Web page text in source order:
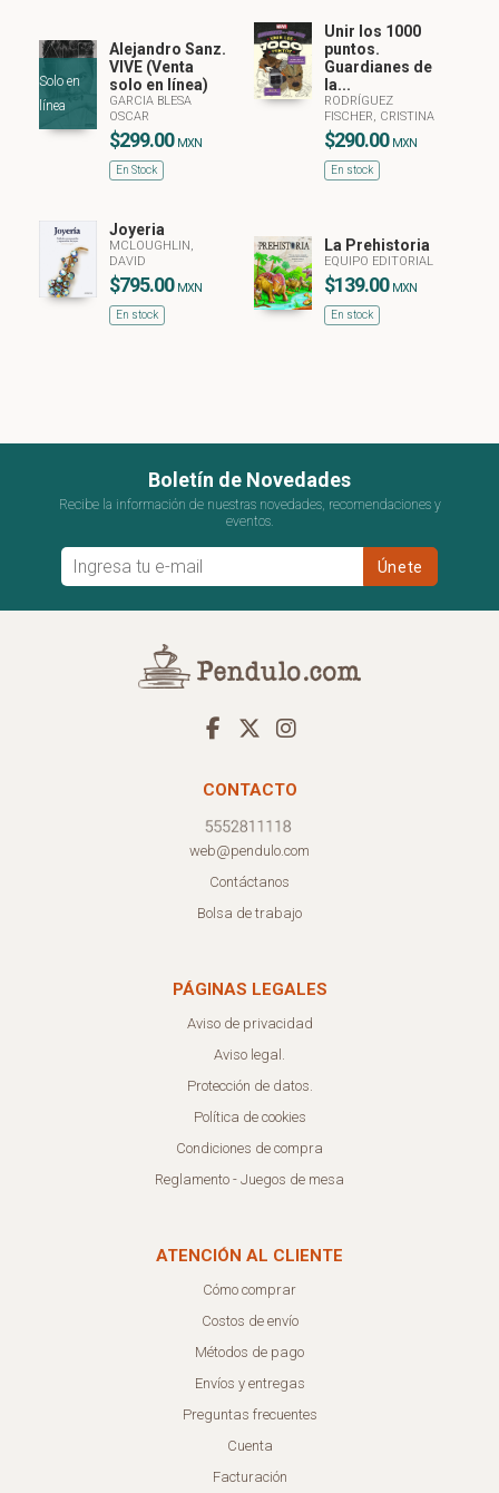
Solo en
línea
Alejandro Sanz.
VIVE (Venta
solo en línea)
GARCIA BLESA
OSCAR
$299.00 MXN
En Stock
Unir los 1000
puntos.
Guardianes de
la...
RODRÍGUEZ
FISCHER, CRISTINA
$290.00 MXN
En stock
Joyeria
MCLOUGHLIN,
DAVID
$795.00 MXN
En stock
La Prehistoria
EQUIPO EDITORIAL
$139.00 MXN
En stock
Boletín de Novedades
Recibe la información de nuestras novedades, recomendaciones y
eventos.
CONTACTO
web@pendulo.com
Contáctanos
Bolsa de trabajo
PÁGINAS LEGALES
Aviso de privacidad
Aviso legal.
Protección de datos.
Política de cookies
Condiciones de compra
Reglamento - Juegos de mesa
ATENCIÓN AL CLIENTE
Cómo comprar
Costos de envío
Métodos de pago
Envíos y entregas
Preguntas frecuentes
Cuenta
Facturación